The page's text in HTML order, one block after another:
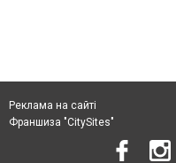
Реклама на сайті
Франшиза "CitySites"